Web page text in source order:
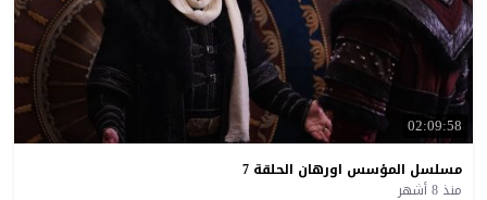
02:09:58
مسلسل المؤسس اورهان الحلقة 7
منذ 8 أشهر